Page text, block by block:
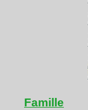
Famille